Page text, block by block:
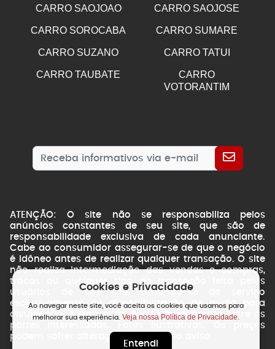
CARRO SAOJOAO CARRO SAOJOSE
CARRO SOROCABA CARRO SUMARE
CARRO SUZANO CARRO TATUI
CARRO TAUBATE
CARRO
VOTORANTIM
ATENÇÃO: O site não se responsabiliza pelos
anúncios constantes de seu site, que são de
responsabilidade exclusiva de cada anunciante.
Cabe ao consumidor assegurar-se de que o negócio
é idôneo antes de realizar qualquer transação. O site
não realiza intermediação das vendas e compras,
trocas ou qualquer tipo de transação feita pelos
usuários de seu site, tratando-se de serviço
exclusivamente de disponibilização de mídia para
divulgação. A transação é feita diretamente entre as
partes interessadas. Fotos ilustrativas. Os preços
podem sofrer alterações sem prévio aviso.
Cookies e Privacidade
Ao navegar neste site, você aceita os cookies que usamos para
melhorar sua experiência.Veja nossa Política de Privacidade.
Entendi